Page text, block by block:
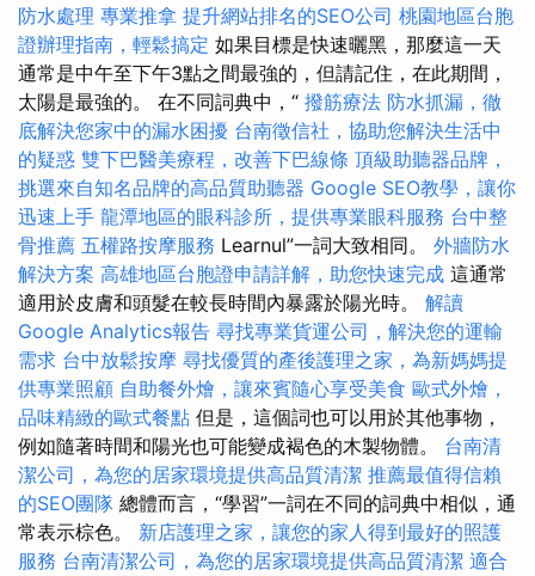
防水處理 專業推拿 提升網站排名的SEO公司 桃園地區台胞
證辦理指南，輕鬆搞定 如果目標是快速曬黑，那麼這一天
通常是中午至下午3點之間最強的，但請記住，在此期間，
太陽是最強的。 在不同詞典中，“ 撥筋療法 防水抓漏，徹
底解決您家中的漏水困擾 台南徵信社，協助您解決生活中
的疑惑 雙下巴醫美療程，改善下巴線條 頂級助聽器品牌，
挑選來自知名品牌的高品質助聽器 Google SEO教學，讓你
迅速上手 龍潭地區的眼科診所，提供專業眼科服務 台中整
骨推薦 五權路按摩服務 Learnul”一詞大致相同。 外牆防水
解決方案 高雄地區台胞證申請詳解，助您快速完成 這通常
適用於皮膚和頭髮在較長時間內暴露於陽光時。 解讀
Google Analytics報告 尋找專業貨運公司，解決您的運輸
需求 台中放鬆按摩 尋找優質的產後護理之家，為新媽媽提
供專業照顧 自助餐外燴，讓來賓隨心享受美食 歐式外燴，
品味精緻的歐式餐點 但是，這個詞也可以用於其他事物，
例如隨著時間和陽光也可能變成褐色的木製物體。 台南清
潔公司，為您的居家環境提供高品質清潔 推薦最值得信賴
的SEO團隊 總體而言，“學習”一詞在不同的詞典中相似，通
常表示棕色。 新店護理之家，讓您的家人得到最好的照護
服務 台南清潔公司，為您的居家環境提供高品質清潔 適合